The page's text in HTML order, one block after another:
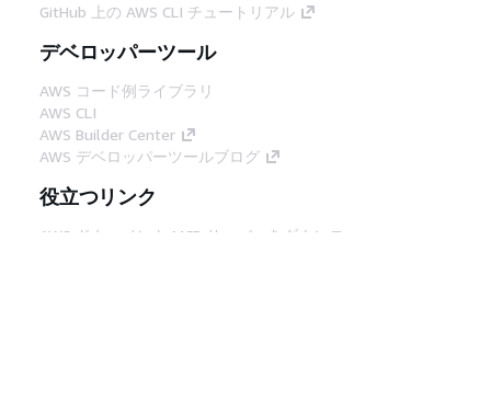
GitHub 上の AWS CLI チュートリアル
デベロッパーツール
AWS コード例ライブラリ
AWS CLI
AWS Builder Center
AWS デベロッパーツールブログ
役立つリンク
AWS ドキュメント MCP サーバーをダウンロー